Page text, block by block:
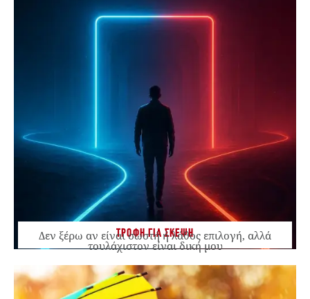
ΤΡΟΦΗ ΓΙΑ ΣΚΕΨΗ
Δεν ξέρω αν είναι σωστή ή λάθος επιλογή, αλλά
τουλάχιστον είναι δική μου